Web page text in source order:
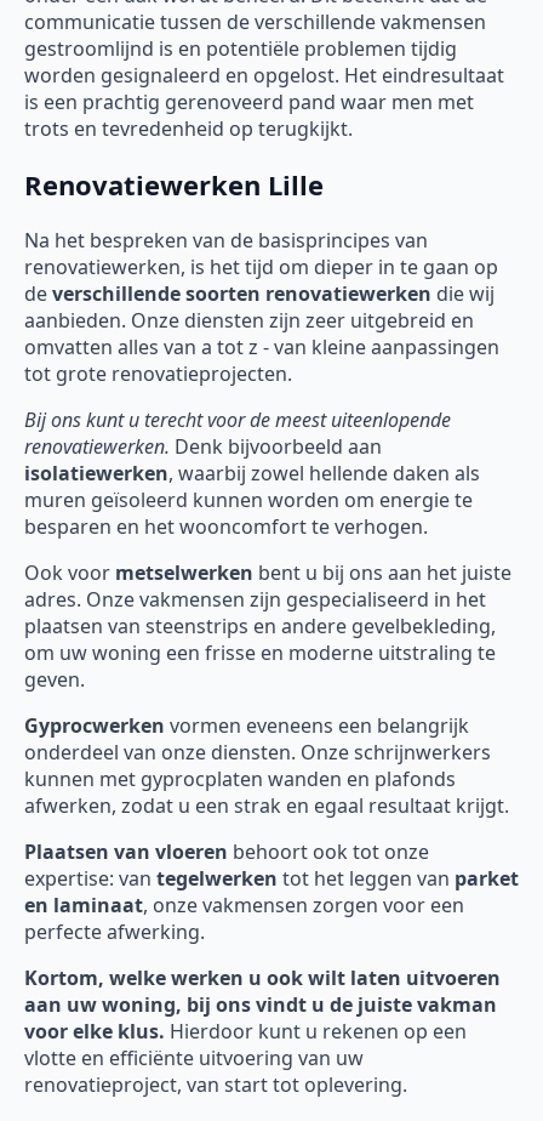
communicatie tussen de verschillende vakmensen
gestroomlijnd is en potentiële problemen tijdig
worden gesignaleerd en opgelost. Het eindresultaat
is een prachtig gerenoveerd pand waar men met
trots en tevredenheid op terugkijkt.
Renovatiewerken Lille
Na het bespreken van de basisprincipes van
renovatiewerken, is het tijd om dieper in te gaan op
deverschillende soorten renovatiewerken die wij
aanbieden. Onze diensten zijn zeer uitgebreid en
omvatten alles van a tot z - van kleine aanpassingen
tot grote renovatieprojecten.
Bij ons kunt u terecht voor de meest uiteenlopende
renovatiewerken. Denk bijvoorbeeld aan
isolatiewerken, waarbij zowel hellende daken als
muren geïsoleerd kunnen worden om energie te
besparen en het wooncomfort te verhogen.
Ook voor metselwerken bent u bij ons aan het juiste
adres. Onze vakmensen zijn gespecialiseerd in het
plaatsen van steenstrips en andere gevelbekleding,
om uw woning een frisse en moderne uitstraling te
geven.
Gyprocwerken vormen eveneens een belangrijk
onderdeel van onze diensten. Onze schrijnwerkers
kunnen met gyprocplaten wanden en plafonds
afwerken, zodat u een strak en egaal resultaat krijgt.
Plaatsen van vloeren behoort ook tot onze
expertise: van tegelwerken tot het leggen van parket
en laminaat, onze vakmensen zorgen voor een
perfecte afwerking.
Kortom, welke werken u ook wilt laten uitvoeren
aan uw woning, bij ons vindt u de juiste vakman
voor elke klus. Hierdoor kunt u rekenen op een
vlotte en efficiënte uitvoering van uw
renovatieproject, van start tot oplevering.